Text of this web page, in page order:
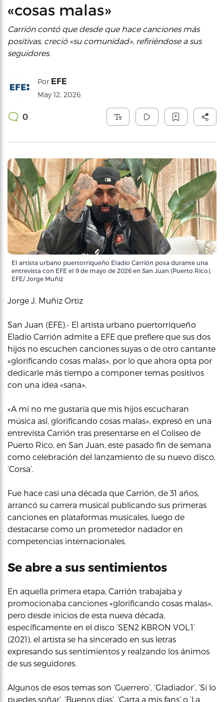
«cosas malas»
Carrión contó que desde que hace canciones más
positivas, creció «su comunidad», refiriéndose a sus
seguidores.
Por EFE
May 12, 2026
0
El artista urbano puertorriqueño Eladio Carrión posa durante una
entrevista con EFE el 9 de mayo de 2026 en San Juan (Puerto Rico).
EFE/ Jorge Muñiz
Jorge J. Muñiz Ortiz
San Juan (EFE).- El artista urbano puertorriqueño
Eladio Carrión admite a EFE que prefiere que sus dos
hijos no escuchen canciones suyas o de otro cantante
«glorificando cosas malas», por lo que ahora opta por
dedicarle más tiempo a componer temas positivos
con una idea «sana».
«A mí no me gustaría que mis hijos escucharan
música así, glorificando cosas malas», expresó en una
entrevista Carrión tras presentarse en el Coliseo de
Puerto Rico, en San Juan, este pasado fin de semana
como celebración del lanzamiento de su nuevo disco,
‘Corsa’.
Fue hace casi una década que Carrión, de 31 años,
arrancó su carrera musical publicando sus primeras
canciones en plataformas musicales, luego de
destacarse como un prometedor nadador en
competencias internacionales.
Se abre a sus sentimientos
En aquella primera etapa, Carrión trabajaba y
promocionaba canciones «glorificando cosas malas»,
pero desde inicios de esta nueva década,
específicamente en el disco ‘SEN2 KBRON VOL.1’
(2021), el artista se ha sincerado en sus letras
expresando sus sentimientos y realzando los ánimos
de sus seguidores.
Algunos de esos temas son ‘Guerrero’, ‘Gladiador’, ‘Si lo
puedes soñar’, ‘Buenos días’, ‘Carta a mis fans’ o ‘La